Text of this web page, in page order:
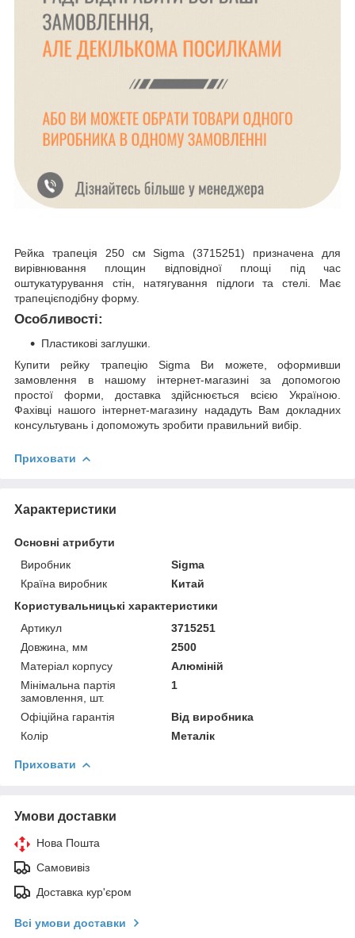
Рейка трапеція 250 см Sigma (3715251) призначена для
вирівнювання площин відповідної площі під час
оштукатурування стін, натягування підлоги та стелі. Має
трапецієподібну форму.
Особливості:
Пластикові заглушки.
Купити рейку трапецію Sigma Ви можете, оформивши
замовлення в нашому інтернет-магазині за допомогою
простої форми, доставка здійснюється всією Україною.
Фахівці нашого інтернет-магазину нададуть Вам докладних
консультувань і допоможуть зробити правильний вибір.
Приховати
Характеристики
Основні атрибути
Виробник
Sigma
Країна виробник
Китай
Користувальницькі характеристики
Артикул
3715251
Довжина, мм
2500
Матеріал корпусу
Алюміній
Мінімальна партія
замовлення, шт.
1
Офіційна гарантія
Від виробника
Колір
Металік
Приховати
Умови доставки
Нова Пошта
Самовивіз
Доставка кур'єром
Всі умови доставки